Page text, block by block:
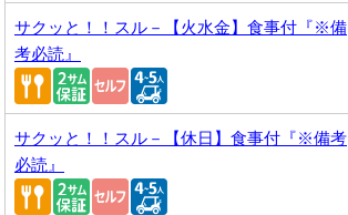
サクッと！！スル－【火水金】食事付『※備
考必読』
サクッと！！スル－【休日】食事付『※備考
必読』